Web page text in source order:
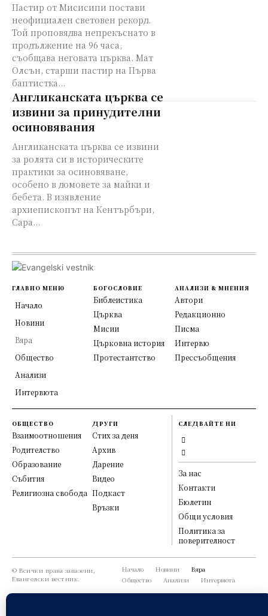
Пастир от Мисисипи постави
неофициален световен рекорд.
Той проповядва непрекъснато в
продължение на 96 часа,
съобщава неговата църква. Мат
Олсън, старши пастир на Първа
баптистка...
Англиканската църква се
извини за принудителни
осиновявания
Англиканската църква се извини
за ролята си в историческите
практики за осиновяване,
особено в домовете за майки и
бебета. В изявление
архиепископът на Кентърбъри,
Сара...
ГЛАВНО МЕНЮ
Начало
Новини
Вяра
Общество
Анализи
Интервюта
БОГОСЛОВИЕ
Библеистика
Църква
Мисии
Църковна история
Протестантство
АНАЛИЗИ & МНЕНИЯ
Автори
Редакционно
Писма
Интервю
Прессъобщения
ОБЩЕСТВО
Взаимоотношения
Родителство
Образование
Събития
Религиозна свобода
ДРУГИ
Стих за деня
Архив
Дарение
Видео
Подкаст
Връзки
СЛЕДВАЙТЕ НИ
За нас
Контакти
Бюлетин
Общи условия
Политика за
поверителност
© Всички права запазени,
Евангелски вестник.
Начало Новини
Вяра
Общество
Анализи Интервюта